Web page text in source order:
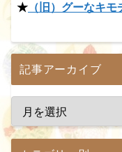
★ （旧）グーなキモ
記事アーカイブ